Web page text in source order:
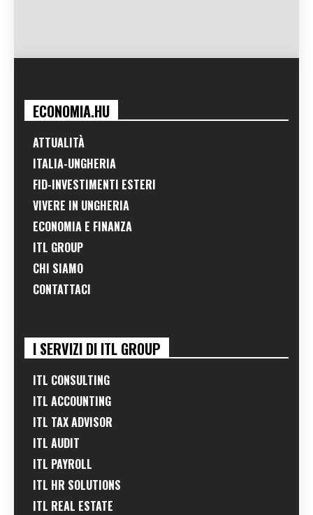
ECONOMIA.HU
ATTUALITÀ
ITALIA-UNGHERIA
FID-INVESTIMENTI ESTERI
VIVERE IN UNGHERIA
ECONOMIA E FINANZA
ITL GROUP
CHI SIAMO
CONTATTACI
I SERVIZI DI ITL GROUP
ITL CONSULTING
ITL ACCOUNTING
ITL TAX ADVISOR
ITL AUDIT
ITL PAYROLL
ITL HR SOLUTIONS
ITL REAL ESTATE